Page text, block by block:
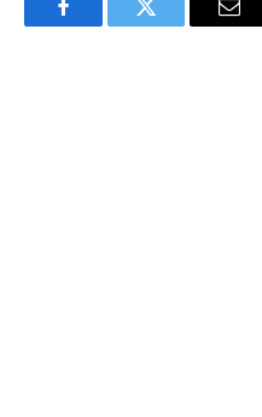
FacebookTwitter